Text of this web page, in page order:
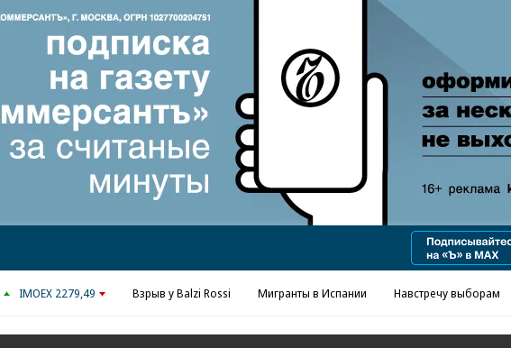
Реклама в «Ъ» www.kommersant.ru/ad
IMOEX 2279,49 Взрыв у Balzi Rossi Мигранты в Испании Навстречу выборам